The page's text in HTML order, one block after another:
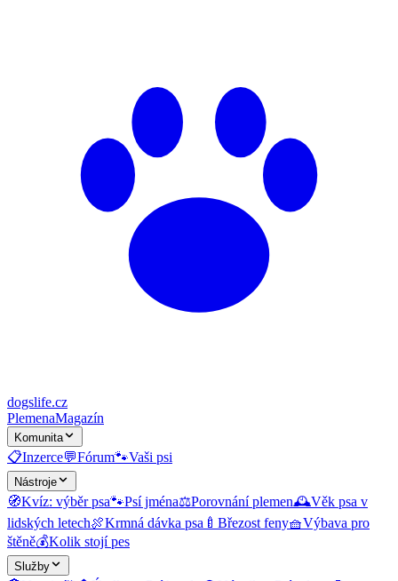
dogslife.cz
PlemenaMagazín
Komunita
📋Inzerce💬Fórum🐾Vaši psi
Nástroje
🧭Kvíz: výběr psa🐾Psí jména⚖️Porovnání plemen🕰️Věk psa v
lidských letech🍖Krmná dávka psa 🍼 Březost feny🧺Výbava pro
štěně💰Kolik stojí pes
Služby